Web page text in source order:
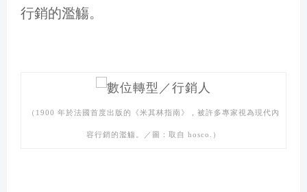
行銷的濫觴。
（1900 年於法國首度出版的《米其林指南》，被許多專家視為現代內
容行銷的濫觴。／圖：取自 hosco.）